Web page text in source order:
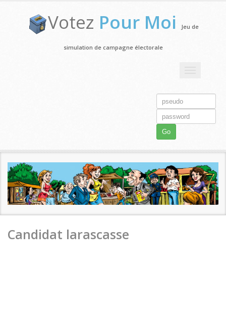
Votez Pour Moi Jeu de
simulation de campagne électorale
Go
Candidat larascasse